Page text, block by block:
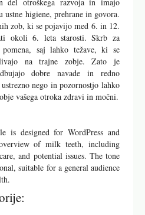
higiene, prehrane in govora.
zob, ki se pojavijo med 6. in 12.
okoli 6. leta starosti. Skrb za
saj lahko težave, ki se
na trajne zobje. Zato je
dobre navade in redno
nego in pozornostjo lahko
vašega otroka zdravi in močni.
is designed for WordPress and
of milk teeth, including
and potential issues. The tone
suitable for a general audience